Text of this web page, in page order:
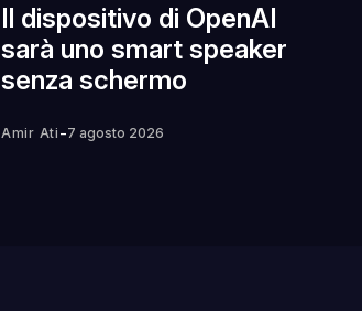
Il dispositivo di OpenAI
sarà uno smart speaker
senza schermo
Amir Ati -7 agosto 2026